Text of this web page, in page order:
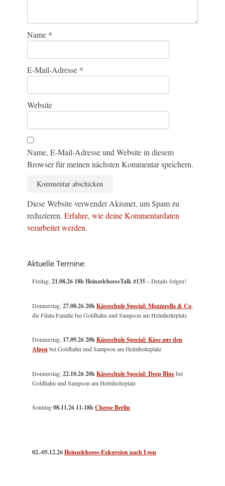
Name *
E-Mail-Adresse *
Website
Name, E-Mail-Adresse und Website in diesem
Browser für meinen nächsten Kommentar speichern.
Diese Website verwendet Akismet, um Spam zu
reduzieren. Erfahre, wie deine Kommentardaten
verarbeitet werden.
Aktuelle Termine:
Freitag, 21.08.26 18h HeinzelcheeseTalk #135– Details folgen!
Donnerstag, 27.08.26 20hKäseschule Special: Mozzarella & Co
die Filata-Familie bei Goldhahn und Sampson am Helmholtzplatz
Donnerstag, 17.09.26 20hKäseschule Special: Käse aus den
Alpenbei Goldhahn und Sampson am Helmholtzplatz
Donnerstag, 22.10.26 20hKäseschule Special: Deep Bluebei
Goldhahn und Sampson am Helmholtzplatz
Sonntag08.11.26 11-18hCheese Berlin
02.-05.12.26Heinzelcheese-Exkursion nach Lyon